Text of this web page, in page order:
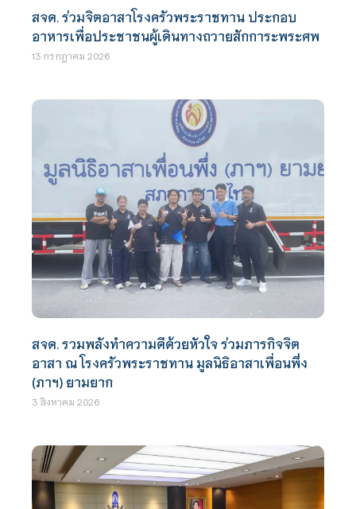
สจด. ร่วมจิตอาสาโรงครัวพระราชทาน ประกอบ
อาหารเพื่อประชาชนผู้เดินทางถวายสักการะพระศพ
13 กรกฎาคม 2026
สจด. รวมพลังทำความดีด้วยหัวใจ ร่วมภารกิจจิต
อาสา ณ โรงครัวพระราชทาน มูลนิธิอาสาเพื่อนพึ่ง
(ภาฯ) ยามยาก
3 สิงหาคม 2026